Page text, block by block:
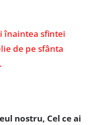
înaintea sfintei
de pe sfânta
nostru, Cel ce ai